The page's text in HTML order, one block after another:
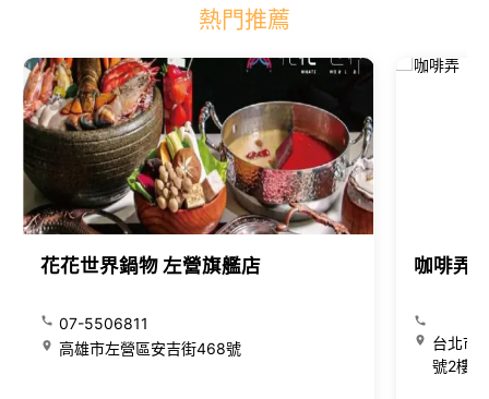
熱門推薦
花花世界鍋物 左營旗艦店
07-5506811
高雄市左營區安吉街468號
咖啡弄
台北市
號2樓